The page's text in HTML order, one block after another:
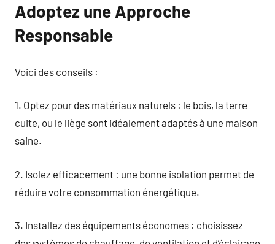
Adoptez une Approche
Responsable
Voici des conseils :
1. Optez pour des matériaux naturels : le bois, la terre
cuite, ou le liège sont idéalement adaptés à une maison
saine.
2. Isolez efficacement : une bonne isolation permet de
réduire votre consommation énergétique.
3. Installez des équipements économes : choisissez